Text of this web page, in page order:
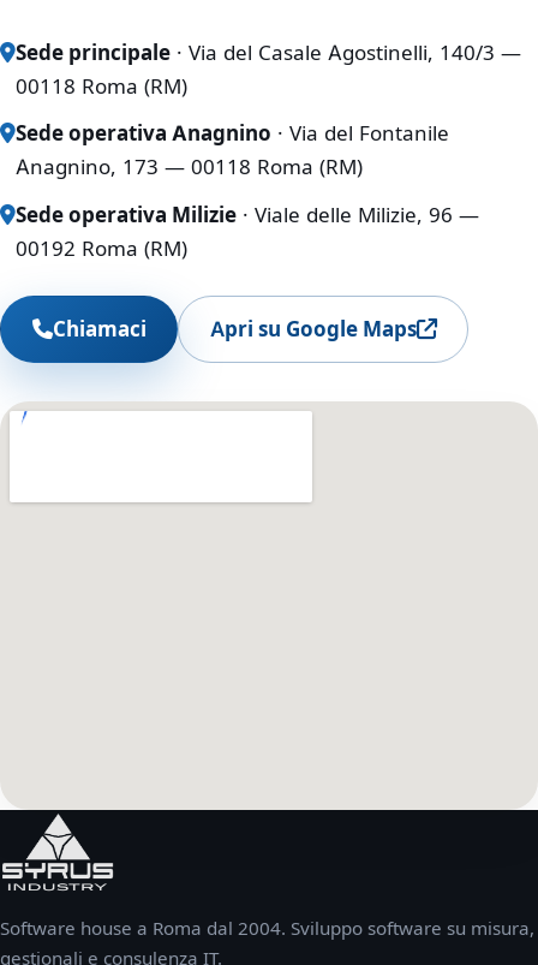
Sede principale · Via del Casale Agostinelli, 140/3 —
00118 Roma (RM)
Sede operativa Anagnino · Via del Fontanile
Anagnino, 173 — 00118 Roma (RM)
Sede operativa Milizie · Viale delle Milizie, 96 —
00192 Roma (RM)
Chiamaci Apri su Google Maps
Software house a Roma dal 2004. Sviluppo software su misura,
gestionali e consulenza IT.